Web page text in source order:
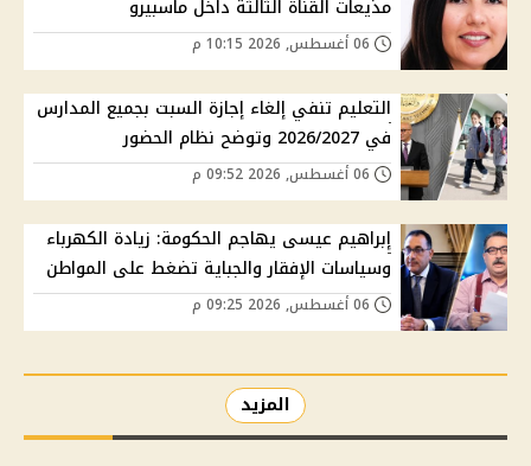
مذيعات القناة الثالثة داخل ماسبيرو
التعليم تنفي إلغاء إجازة السبت بجميع المدارس
في 2026/2027 وتوضح نظام الحضور
إبراهيم عيسى يهاجم الحكومة: زيادة الكهرباء
وسياسات الإفقار والجباية تضغط على المواطن
المزيد